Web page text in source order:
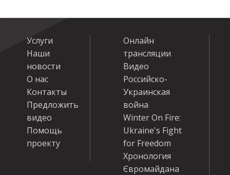
Услуги
Наши
новости
О нас
Контакты
Предложить
видео
Помощь
проекту
Онлайн
трансляции
Видео
Российско-
Украинская
война
Winter On Fire:
Ukraine's Fight
for Freedom
Хронология
Євромайдана